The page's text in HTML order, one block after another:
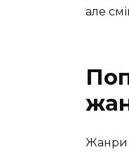
але
Жанри